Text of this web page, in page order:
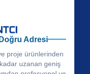
Adresi
proje ürünlerinden
uzanan geniş